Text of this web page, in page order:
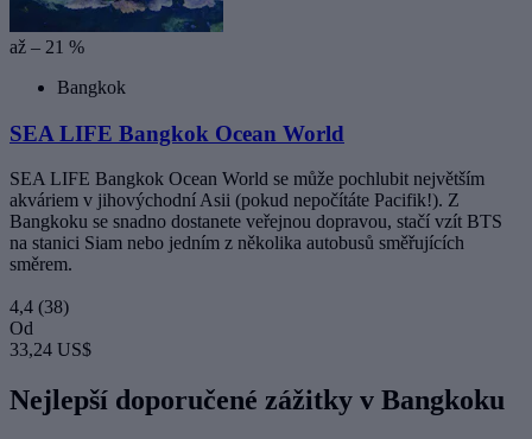
až – 21 %
Bangkok
SEA LIFE Bangkok Ocean World
SEA LIFE Bangkok Ocean World se může pochlubit největším
akváriem v jihovýchodní Asii (pokud nepočítáte Pacifik!). Z
Bangkoku se snadno dostanete veřejnou dopravou, stačí vzít BTS
na stanici Siam nebo jedním z několika autobusů směřujících
směrem.
4,4 (38)
Od
33,24 US$
Nejlepší doporučené zážitky v Bangkoku